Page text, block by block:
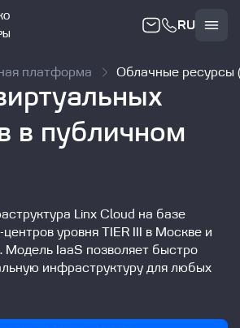
RU
платформа Облачные ресурсы
в публичном
Linx Cloud на базе
уровня TIER III в Москве и
Модель IaaS позволяет быстро
инфраструктуру для любых